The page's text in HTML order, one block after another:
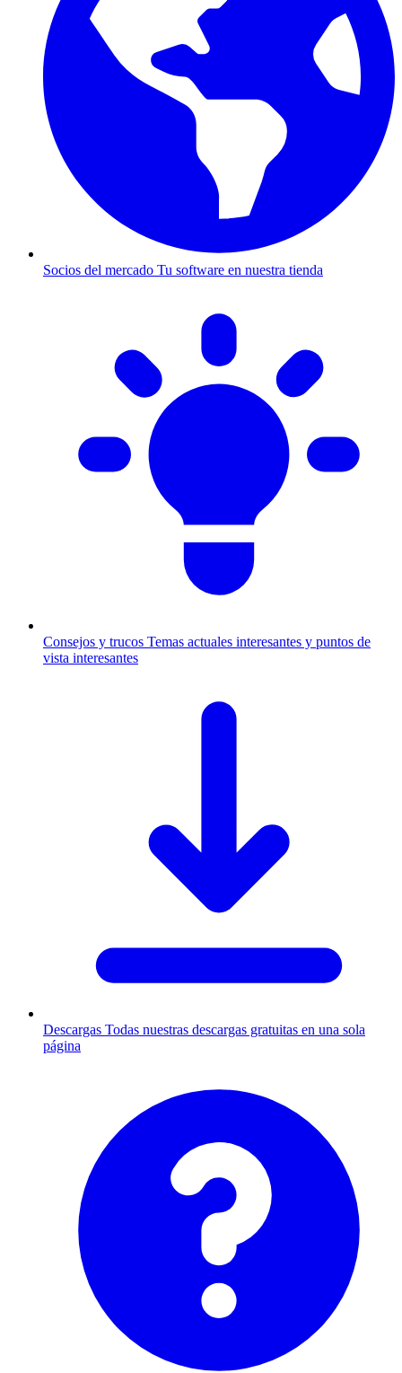
Socios del mercado Tu software en nuestra tienda
Consejos y trucos Temas actuales interesantes y puntos de
vista interesantes
Descargas Todas nuestras descargas gratuitas en una sola
página